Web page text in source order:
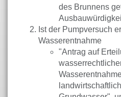
des Brunnens
Ist der Pumpversuch
Wasserentnahme
"Antrag auf